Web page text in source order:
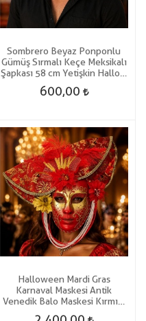
Sombrero Beyaz Ponponlu
Gümüş Sırmalı Keçe Meksikalı
Şapkası 58 cm Yetişkin Hallow
Hawaian
600,00
Halloween Mardi Gras
Karnaval Maskesi Antik
Venedik Balo Maskesi Kırmızı